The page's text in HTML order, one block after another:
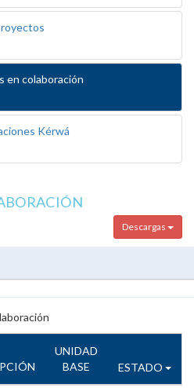
en colaboración
Kérwá
Descargas
UNIDAD
BASE
ESTADO